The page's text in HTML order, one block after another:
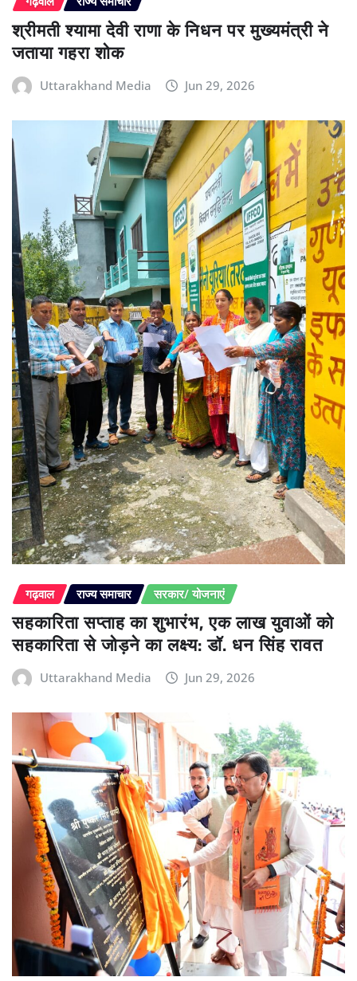
श्रीमती श्यामा देवी राणा के निधन पर मुख्यमंत्री ने
जताया गहरा शोक
Uttarakhand Media Jun 29, 2026
गढ़वाल राज्य समाचार सरकार/ योजनाएं
सहकारिता सप्ताह का शुभारंभ, एक लाख युवाओं को
सहकारिता से जोड़ने का लक्ष्य: डॉ. धन सिंह रावत
Uttarakhand Media Jun 29, 2026